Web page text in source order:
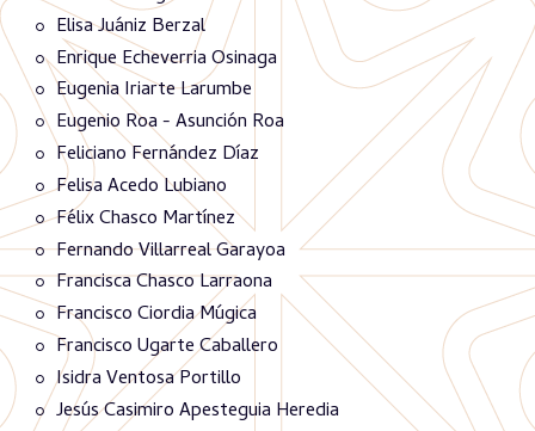
Elisa Juániz Berzal
Enrique Echeverria Osinaga
Eugenia Iriarte Larumbe
Eugenio Roa - Asunción Roa
Feliciano Fernández Díaz
Felisa Acedo Lubiano
Félix Chasco Martínez
Fernando Villarreal Garayoa
Francisca Chasco Larraona
Francisco Ciordia Múgica
Francisco Ugarte Caballero
Isidra Ventosa Portillo
Jesús Casimiro Apesteguia Heredia